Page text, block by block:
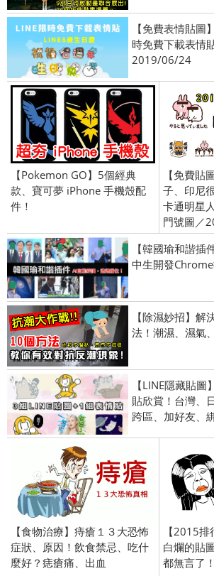
【免費表情貼圖
時免費下載表情
2019/06/24
【Pokemon GO】5個經典
款、寶可夢 iPhone 手機殼配
件！
【免費貼
子、印尼
卡通明星
門號圖／
【韓國瑜和諧插
中生開發
【除濕妙招】
法！潮濕、濕氣
【LINE隱藏貼
貼欣賞！台灣、
跨區、加好友、
【食物治療】痔瘡１３大恐怖
症狀、原因！飲食禁忌、吃什
麼好？痣瘡痛、出血
【2015
白爛的貼
都無言了！